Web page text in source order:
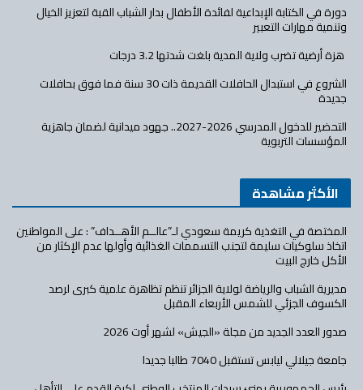
دورة في الكتابة الإبداعية لفائدة الأطفال بدار الشباب القبة لتعزيز الخيال
وتنمية مهارات التعبير
هزة أرضية تضرب ولاية المدية بلغت شدتها 3.2 درجات
الشروع في استبدال الحافلات القديمة ذات 30 سنة فما فوق بحافلات
جديدة
التحضير للدخول المدرسي 2026-2027.. جهود ميدانية لضمان جاهزية
المؤسسات التربوية
الأكثر مشاهدة
المختصة في التغذية كريمة سعودي لـ”عالــم الأهــداف” : على المواطنين
اتخاذ سلوكيات سليمة لتجنب التسممات الغذائية وأولها عدم الإكثار من
الأكل خارج البيت
مديرية الشباب والرياضة لولاية الجزائر تنظم تظاهرة علمية كبرى لرصد
الكسوف الجزئي للشمس الأربعاء المقبل
صدور العدد الجديد من مجلة «الجيش» لشهر أوت 2026
جامعة جيلالي ليابس تستقبل 7040 طالبا جديدا